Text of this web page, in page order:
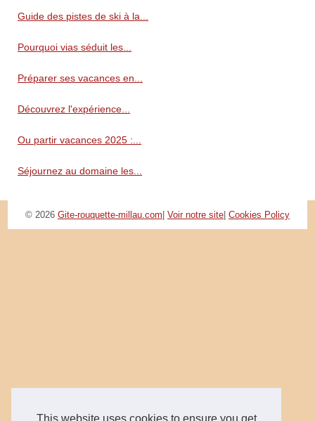
Guide des pistes de ski à la...
Pourquoi vias séduit les...
Préparer ses vacances en...
Découvrez l'expérience...
Ou partir vacances 2025 :...
Séjournez au domaine les...
© 2026 Gite-rouquette-millau.com Voir notre site Cookies Policy